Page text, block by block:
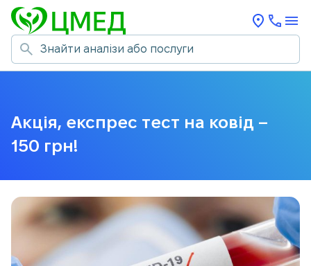
Акція, експрес тест на ковід –
150 грн!